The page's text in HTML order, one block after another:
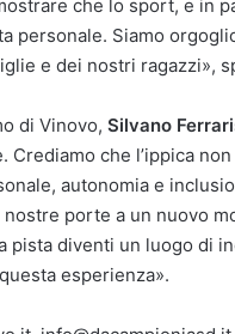
che lo sport, e in
personale. Siamo
e dei nostri ragazzi»,
di Vinovo, Silvano
che l’ippica
autonomia e
porte a un nuovo
pista diventi un luogo di
esperienza».